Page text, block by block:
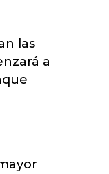
las
a